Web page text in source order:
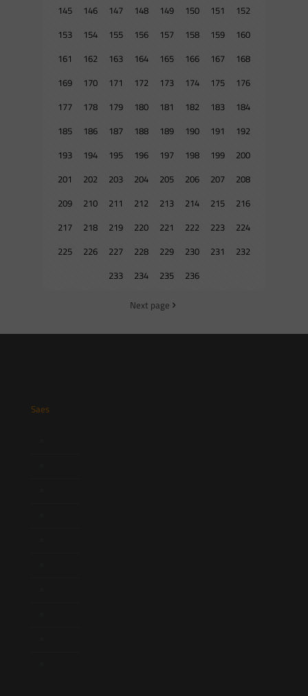
145
146 147 148 149 150 151
152
153
154 155 156 157 158 159
160
161
162 163 164 165 166 167
168
169
170 171 172 173 174 175
176
177
178 179 180 181 182 183
184
185
186 187 188 189 190 191
192
193
194 195 196 197 198 199
200
201
202 203 204 205 206 207
208
209
210 211 212 213 214 215
216
217
218 219 220 221 222 223
224
225
226 227 228 229 230 231
232
233
234 235 236
Next page
Saes